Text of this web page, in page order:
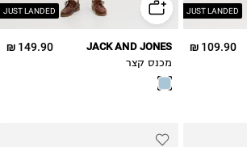
JUST LANDED
109.90 ₪
JUST LANDED
149.90 ₪ JACK AND JONES
מכנס קצר